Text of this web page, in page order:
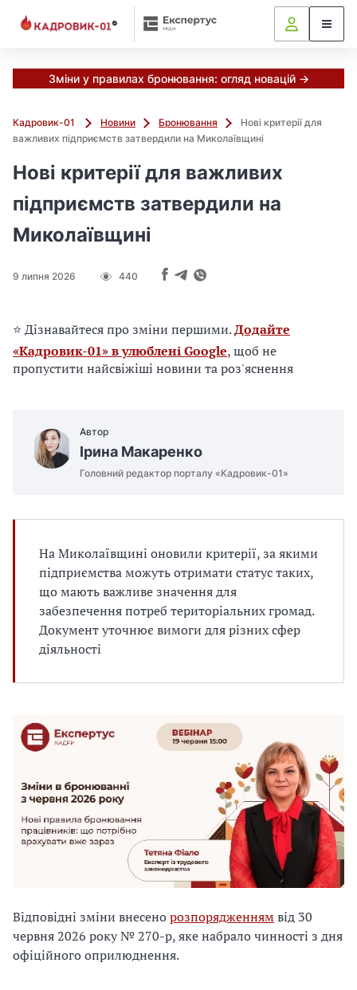
Зміни у правилах бронювання: огляд новацій →
Кадровик-01 Новини Бронювання
Нові критерії для
важливих підприємств затвердили на Миколаївщині
Нові критерії для важливих
підприємств затвердили на
Миколаївщині
9 липня 2026 440
⭐ Дізнавайтеся про зміни першими.Додайте
«Кадровик-01» в улюблені Google, щоб не
пропустити найсвіжіші новини та роз'яснення
Автор
Ірина Макаренко
Головний редактор порталу «Кадровик-01»
На Миколаївщині оновили критерії, за якими
підприємства можуть отримати статус таких,
що мають важливе значення для
забезпечення потреб територіальних громад.
Документ уточнює вимоги для різних сфер
діяльності
Відповідні зміни внесенорозпорядженнямвід 30
червня 2026 року № 270-р, яке набрало чинності з дня
офіційного оприлюднення.